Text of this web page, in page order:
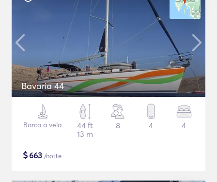
Bavaria 44
Barca a vela
44 ft
13 m
8 4 4
$663 /notte